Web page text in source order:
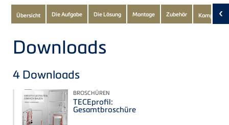
Subnavigation
of
current
Product
Übersicht Die Aufgabe Die Lösung Montage Zubehör ‹
Downloads
4 Downloads
BROSCHÜREN
TECEprofil:
Gesamtbroschüre